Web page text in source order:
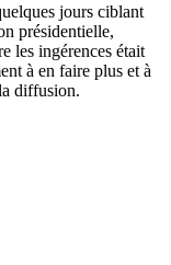
jours ciblant
présidentielle,
les ingérences était
à en faire plus et à
diffusion.